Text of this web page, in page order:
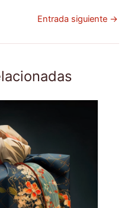
Entrada siguiente →